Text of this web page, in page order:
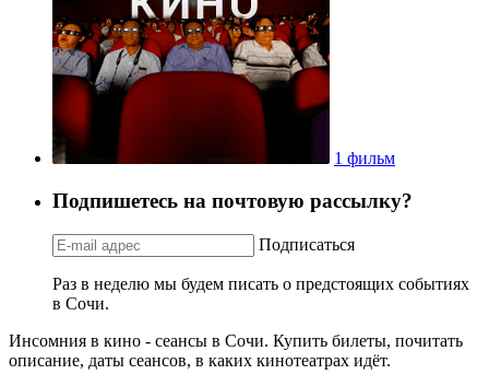
1 фильм
Подпишетесь на почтовую рассылку?
Подписаться
Раз в неделю мы будем писать о предстоящих событиях
в Сочи.
Инсомния в кино - сеансы в Сочи. Купить билеты, почитать
описание, даты сеансов, в каких кинотеатрах идёт.